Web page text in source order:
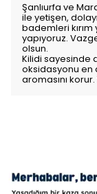
Şanlıurfa ve
ile yetişen,
bademleri kırım
yapıyoruz.
olsun.
Kilidi sayesinde
oksidasyonu en
aromasını